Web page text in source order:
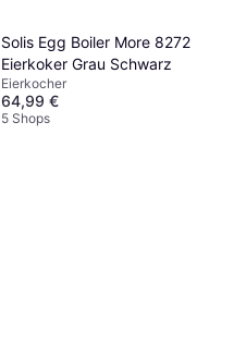
Solis Egg Boiler More 8272
Eierkoker Grau Schwarz
Eierkocher
64,99 €
5 Shops